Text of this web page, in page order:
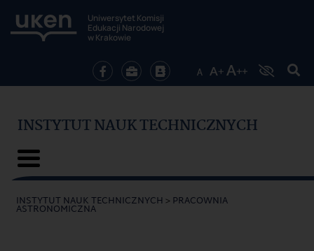
Uniwersytet Komisji
Edukacji Narodowej
w Krakowie
INSTYTUT NAUK TECHNICZNYCH
INSTYTUT NAUK TECHNICZNYCH >PRACOWNIA
ASTRONOMICZNA